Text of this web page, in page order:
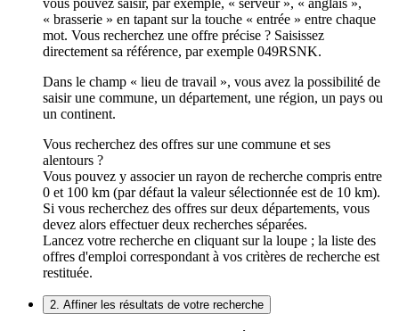
vous pouvez saisir, par exemple, « serveur », « anglais »,
« brasserie » en tapant sur la touche « entrée » entre chaque
mot. Vous recherchez une offre précise ? Saisissez
directement sa référence, par exemple 049RSNK.
Dans le champ « lieu de travail », vous avez la possibilité de
saisir une commune, un département, une région, un pays ou
un continent.
Vous recherchez des offres sur une commune et ses
alentours ?
Vous pouvez y associer un rayon de recherche compris entre
0 et 100 km (par défaut la valeur sélectionnée est de 10 km).
Si vous recherchez des offres sur deux départements, vous
devez alors effectuer deux recherches séparées.
Lancez votre recherche en cliquant sur la loupe ; la liste des
offres d'emploi correspondant à vos critères de recherche est
restituée.
2. Affiner les résultats de votre recherche